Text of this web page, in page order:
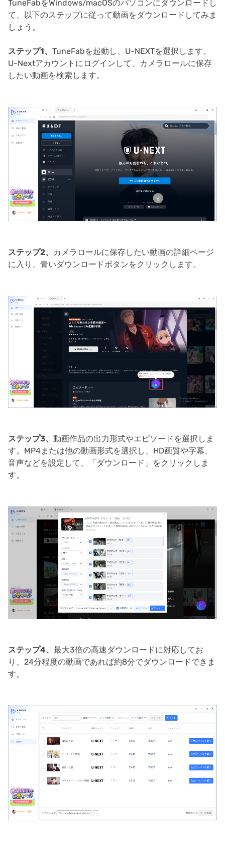
TuneFabをWindows/macOSのパソコンにダウンロードし
て、以下のステップに従って動画をダウンロードしてみま
しょう。
ステップ1、 TuneFabを起動し、U-NEXTを選択します。
U-Nextアカウントにログインして、カメラロールに保存
したい動画を検索します。
ステップ2、
カメラロールに保存したい動画の詳細ページ
に入り、青いダウンロードボタンをクリックします。
ステップ3、 動画作品の出力形式やエピソードを選択しま
す。MP4または他の動画形式を選択し、HD画質や字幕、
音声などを設定して、「ダウンロード」をクリックしま
す。
ステップ4、 最大3倍の高速ダウンロードに対応してお
り、24分程度の動画であれば約8分でダウンロードできま
す。